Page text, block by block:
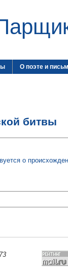
О поэте и
битвы
о